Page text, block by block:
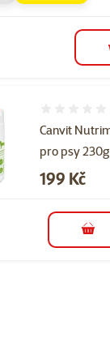
Canvit
pro psy 230g
Cena
199 Kč
do